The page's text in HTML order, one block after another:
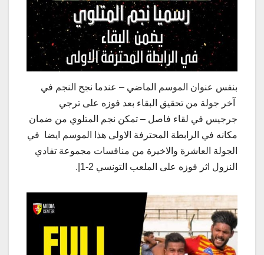
بنفس عنوان الموسم الماضي – عندما نجح النجم في
آخر جولة من تحقيق البقاء بعد فوزه على ترجي
جرجيس في لقاء فاصل – تمكن نجم المتلوي من ضمان
مكانه في الرابطة المحترفة الاولى هذا الموسم ايضا في
الجولة العاشرة والاخيرة من منافسات مجموعة تفادي
النزول اثر فوزه على الملعب التونسي 2-1|.